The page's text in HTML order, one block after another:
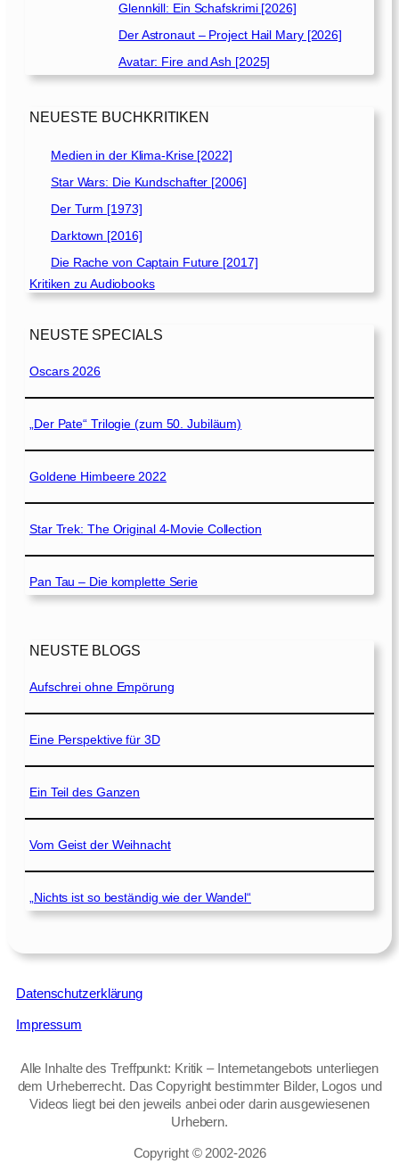
Glennkill: Ein Schafskrimi [2026]
Der Astronaut – Project Hail Mary [2026]
Avatar: Fire and Ash [2025]
NEUESTE BUCHKRITIKEN
Medien in der Klima-Krise [2022]
Star Wars: Die Kundschafter [2006]
Der Turm [1973]
Darktown [2016]
Die Rache von Captain Future [2017]
Kritiken zu Audiobooks
NEUSTE SPECIALS
Oscars 2026
„Der Pate“ Trilogie (zum 50. Jubiläum)
Goldene Himbeere 2022
Star Trek: The Original 4-Movie Collection
Pan Tau – Die komplette Serie
NEUSTE BLOGS
Aufschrei ohne Empörung
Eine Perspektive für 3D
Ein Teil des Ganzen
Vom Geist der Weihnacht
„Nichts ist so beständig wie der Wandel“
Datenschutzerklärung
Impressum
Alle Inhalte des Treffpunkt: Kritik – Internetangebots unterliegen
dem Urheberrecht. Das Copyright bestimmter Bilder, Logos und
Videos liegt bei den jeweils anbei oder darin ausgewiesenen
Urhebern.
Copyright © 2002‑2026